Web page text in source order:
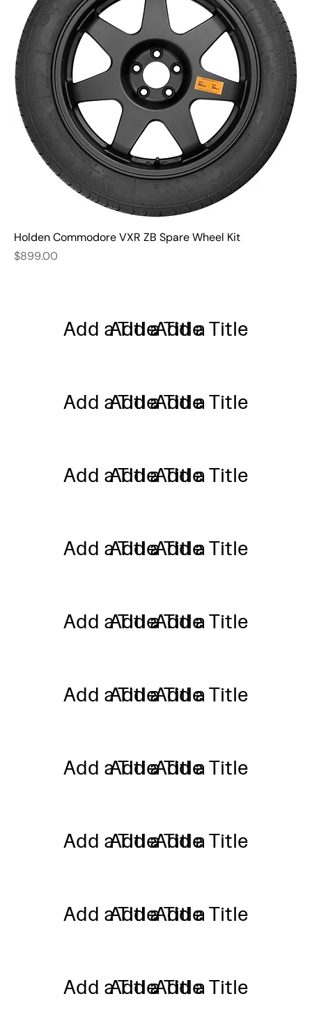
Holden Commodore VXR ZB Spare Wheel Kit
Price
$899.00
Add a TitleAdd a Title
Add a Title
Add a TitleAdd a Title
Add a Title
Add a TitleAdd a Title
Add a Title
Add a TitleAdd a Title
Add a Title
Add a TitleAdd a Title
Add a Title
Add a TitleAdd a Title
Add a Title
Add a TitleAdd a Title
Add a Title
Add a TitleAdd a Title
Add a Title
Add a TitleAdd a Title
Add a Title
Add a TitleAdd a Title
Add a Title